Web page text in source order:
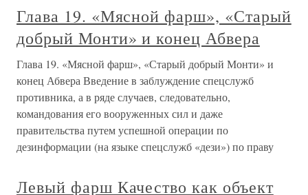
Глава 19. «Мясной фарш», «Старый
добрый Монти» и конец Абвера
Глава 19. «Мясной фарш», «Старый добрый Монти» и
конец Абвера Введение в заблуждение спецслужб
противника, а в ряде случаев, следовательно,
командования его вооруженных сил и даже
правительства путем успешной операции по
дезинформации (на языке спецслужб «дези») по праву
Левый фарш Качество как объект